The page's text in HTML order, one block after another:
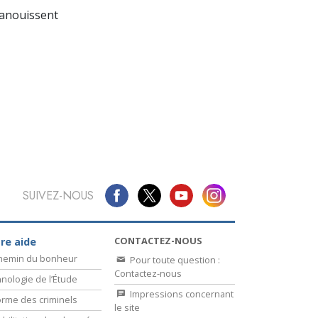
SUIVEZ-NOUS
aide
du bonheur
de l’Étude
des criminels
CONTACTEZ-NOUS
Pour toute question :
Contactez-nous
Impressions concernant
le site